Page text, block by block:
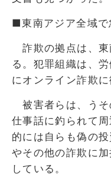
■東南アジア全域で
詐欺の拠点は、東
る。犯罪組織は、
にオンライン詐欺に
被害者らは、うそ
仕事話に釣られて
的には自らも偽の
やその他の詐欺に
している。